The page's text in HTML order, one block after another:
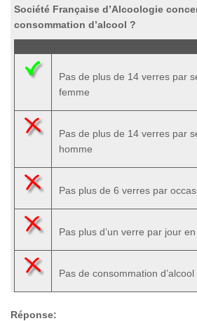
Société Française d’Alcoologie
consommation d’alcool ?
Pas de plus de 14 verres par
femme
Pas de plus de 14 verres par
homme
Pas plus de 6 verres par
Pas plus d’un verre par jour
Pas de consommation d’alcool
Réponse: